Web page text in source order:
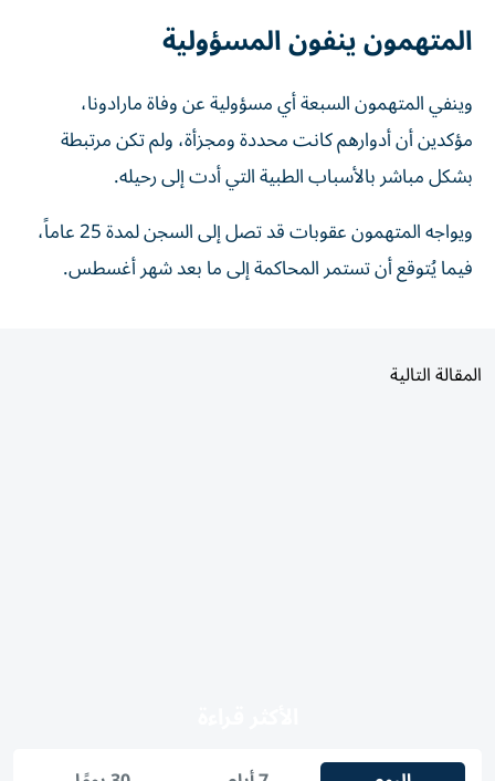
المتهمون ينفون المسؤولية
وينفي المتهمون السبعة أي مسؤولية عن وفاة مارادونا،
مؤكدين أن أدوارهم كانت محددة ومجزأة، ولم تكن مرتبطة
بشكل مباشر بالأسباب الطبية التي أدت إلى رحيله.
ويواجه المتهمون عقوبات قد تصل إلى السجن لمدة 25 عاماً،
فيما يُتوقع أن تستمر المحاكمة إلى ما بعد شهر أغسطس.
المقالة التالية